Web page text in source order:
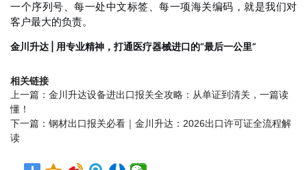
一个序列号、每一处中文标签、每一项海关编码，就是我们对
客户最大的负责。
金川升达 | 用专业精神，打通医疗器械进口的“最后一公里”
相关链接
上一篇： 金川升达设备进出口报关全攻略：从单证到清关，一篇读
懂！
下一篇： 钢材出口报关必看｜金川升达：2026出口许可证全流程解
读